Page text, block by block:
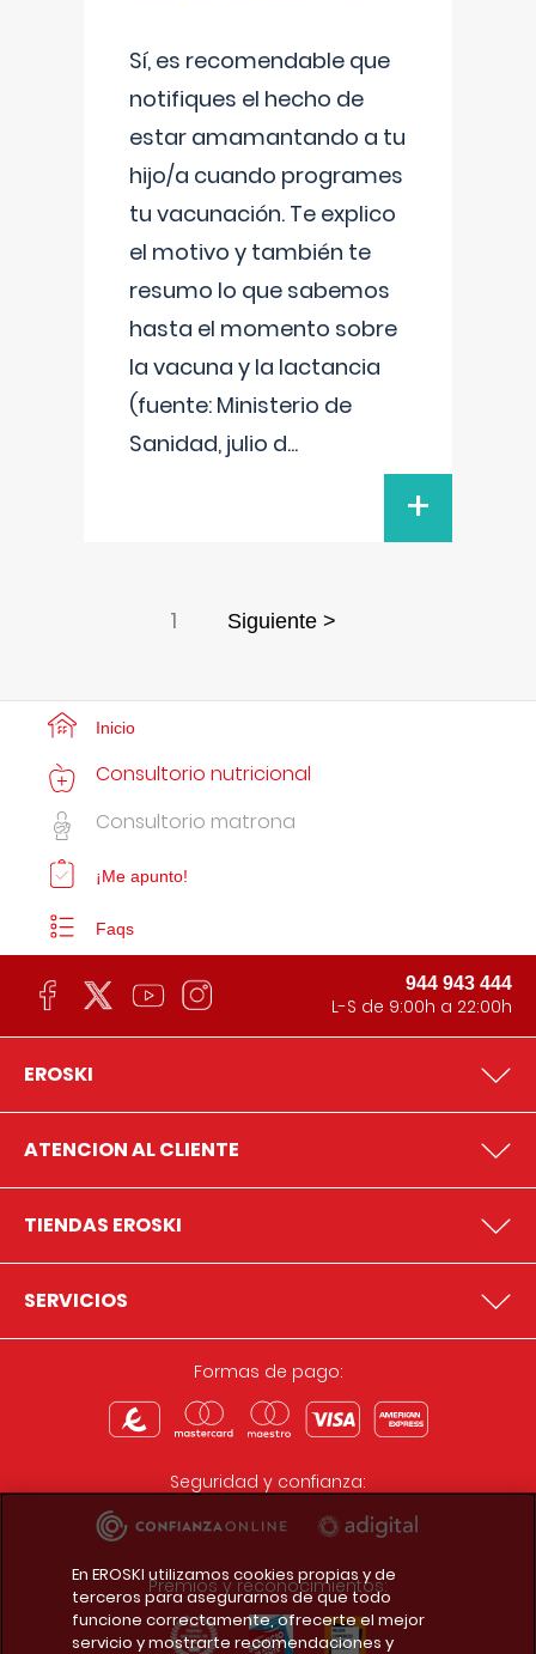
Sí, es recomendable que
notifiques el hecho de
estar amamantando a tu
hijo/a cuando programes
tu vacunación. Te explico
el motivo y también te
resumo lo que sabemos
hasta el momento sobre
la vacuna y la lactancia
(fuente: Ministerio de
Sanidad, julio d...
+
1 Siguiente >
Inicio
Consultorio nutricional
Consultorio matrona
¡Me apunto!
Faqs
944 943 444
L-S de 9:00h a 22:00h
EROSKI
ATENCION AL CLIENTE
TIENDAS EROSKI
SERVICIOS
Formas de pago:
Seguridad y confianza:
Premios y reconocimientos:
En EROSKI utilizamos cookies propias y de
terceros para asegurarnos de que todo
funcione correctamente, ofrecerte el mejor
servicio y mostrarte recomendaciones y